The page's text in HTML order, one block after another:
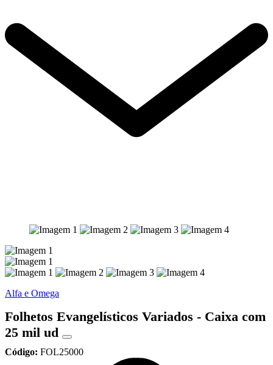
Alfa e Omega
Folhetos Evangelísticos Variados - Caixa com
25 mil ud
Código: FOL25000